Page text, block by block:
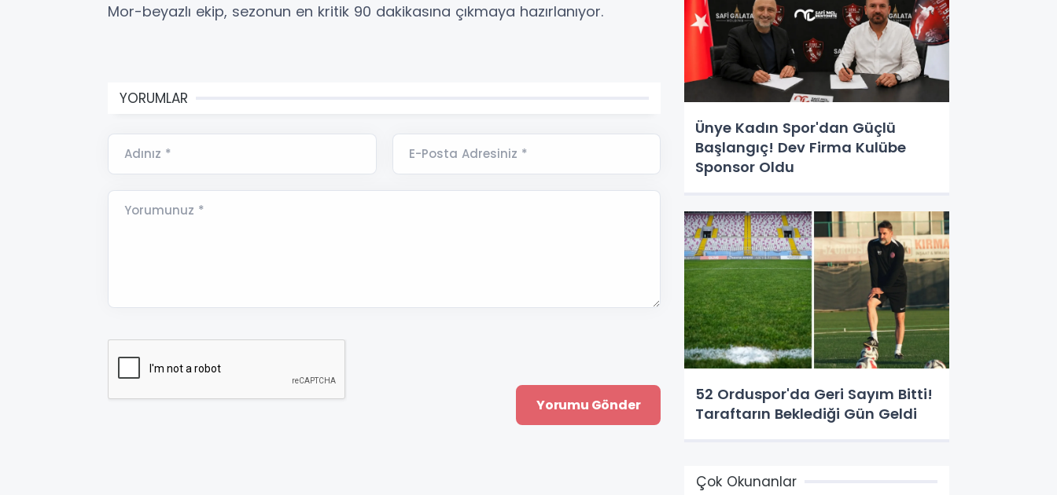
Mor-beyazlı ekip, sezonun en kritik 90 dakikasına çıkmaya hazırlanıyor.
YORUMLAR
Adınız * E-Posta Adresiniz *
Yorumunuz *
Ünye Kadın Spor'dan Güçlü
Başlangıç! Dev Firma Kulübe
Sponsor Oldu
52 Orduspor'da Geri Sayım Bitti!
Taraftarın Beklediği Gün Geldi
Çok Okunanlar